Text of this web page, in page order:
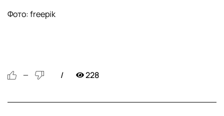
Фото: freepik
— 228